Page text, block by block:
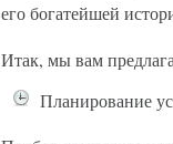
его богатейшей
Итак, мы вам
Планирование